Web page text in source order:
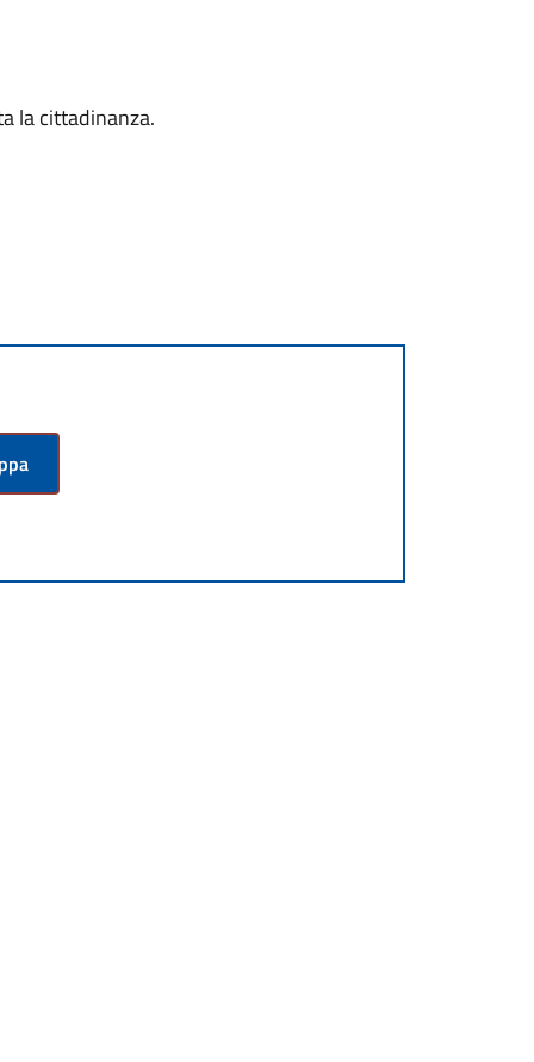
la cittadinanza.